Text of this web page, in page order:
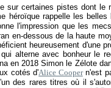
sur certaines pistes dont le
héroïque rappelle les belles
l'impression que les
en-dessous de la haute
heureusement d'une
alterne avec bonheur le
en 2018 Simon le Zélote
cotés d'Alice Coopern'est
des rares titres où il